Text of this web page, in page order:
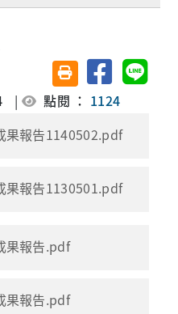
友善列印(另開視窗)
分享至臉書分享
| 點閱 ： 1124
果報告1140502.pdf
果報告1130501.pdf
果報告.pdf
果報告.pdf